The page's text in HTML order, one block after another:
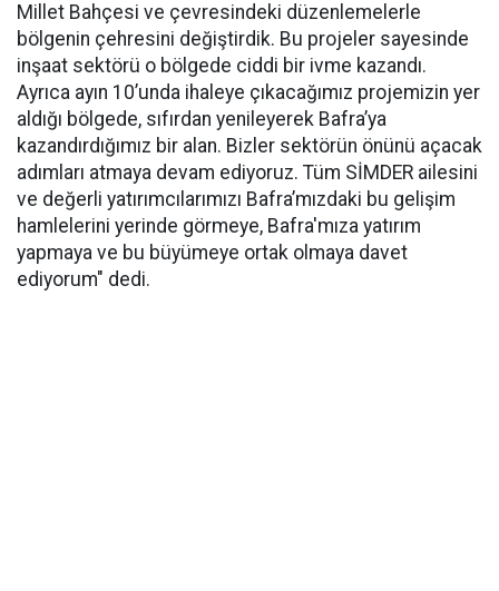
Millet Bahçesi ve çevresindeki düzenlemelerle
bölgenin çehresini değiştirdik. Bu projeler sayesinde
inşaat sektörü o bölgede ciddi bir ivme kazandı.
Ayrıca ayın 10’unda ihaleye çıkacağımız projemizin yer
aldığı bölgede, sıfırdan yenileyerek Bafra’ya
kazandırdığımız bir alan. Bizler sektörün önünü açacak
adımları atmaya devam ediyoruz. Tüm SİMDER ailesini
ve değerli yatırımcılarımızı Bafra’mızdaki bu gelişim
hamlelerini yerinde görmeye, Bafra'mıza yatırım
yapmaya ve bu büyümeye ortak olmaya davet
ediyorum" dedi.